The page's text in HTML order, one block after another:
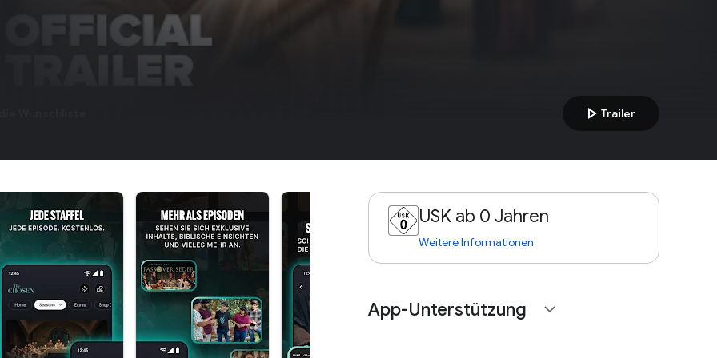
play_arrow Trailer
USK ab 0 Jahren
Weitere Informationen
App-Unterstützung expand_more